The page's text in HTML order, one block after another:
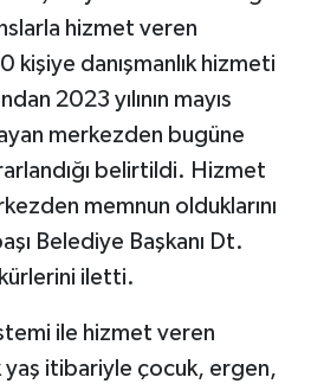
hizmet veren
danışmanlık hizmeti
2023 yılının mayıs
merkezden bugüne
belirtildi. Hizmet
memnun olduklarını
Belediye Başkanı Dt.
iletti.
ile hizmet veren
yaş itibariyle çocuk, ergen,